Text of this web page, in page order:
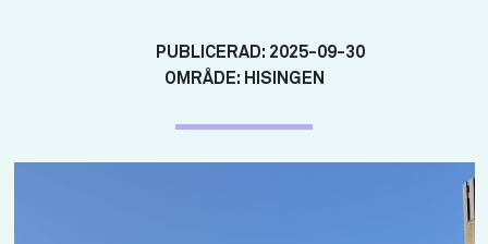
PUBLICERAD: 2025-09-30
OMRÅDE: HISINGEN